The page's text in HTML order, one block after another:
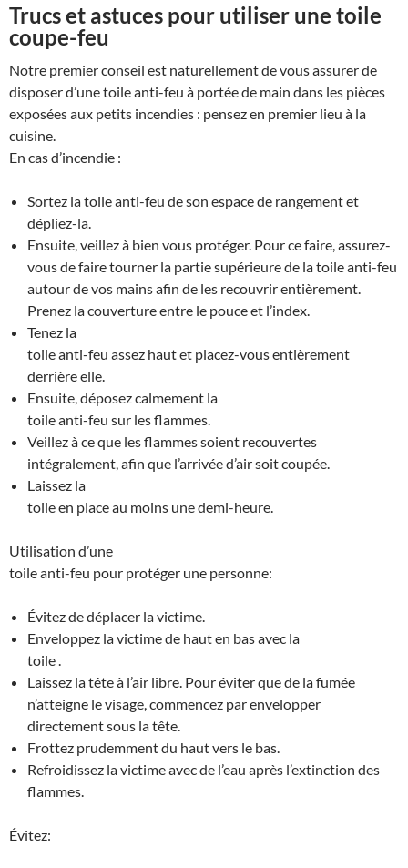
Trucs et astuces pour utiliser une toile
coupe-feu
Notre premier conseil est naturellement de vous assurer de
disposer d’une toile anti-feu à portée de main dans les pièces
exposées aux petits incendies : pensez en premier lieu à la
cuisine.
En cas d’incendie :
Sortez la toile anti-feu de son espace de rangement et
dépliez-la.
Ensuite, veillez à bien vous protéger. Pour ce faire, assurez-
vous de faire tourner la partie supérieure de la toile anti-feu
autour de vos mains afin de les recouvrir entièrement.
Prenez la couverture entre le pouce et l’index.
Tenez la
toile anti-feu assez haut et placez-vous entièrement
derrière elle.
Ensuite, déposez calmement la
toile anti-feu sur les flammes.
Veillez à ce que les flammes soient recouvertes
intégralement, afin que l’arrivée d’air soit coupée.
Laissez la
toile en place au moins une demi-heure.
Utilisation d’une
toile anti-feu pour protéger une personne:
Évitez de déplacer la victime.
Enveloppez la victime de haut en bas avec la
toile .
Laissez la tête à l’air libre. Pour éviter que de la fumée
n’atteigne le visage, commencez par envelopper
directement sous la tête.
Frottez prudemment du haut vers le bas.
Refroidissez la victime avec de l’eau après l’extinction des
flammes.
Évitez: